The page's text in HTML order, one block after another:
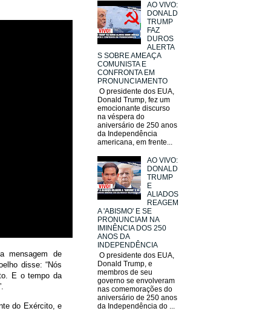
mensagem de
disse: “Nós
E o tempo da
do Exército, e
AO VIVO:
DONALD
TRUMP
FAZ
DUROS
ALERTA
S SOBRE AMEAÇA
COMUNISTA E
CONFRONTA EM
PRONUNCIAMENTO
O presidente dos EUA,
Donald Trump, fez um
emocionante discurso
na véspera do
aniversário de 250 anos
da Independência
americana, em frente...
AO VIVO:
DONALD
TRUMP
E
ALIADOS
REAGEM
A 'ABISMO' E SE
PRONUNCIAM NA
IMINÊNCIA DOS 250
ANOS DA
INDEPENDÊNCIA
O presidente dos EUA,
Donald Trump, e
membros de seu
governo se envolveram
nas comemorações do
aniversário de 250 anos
da Independência do ...